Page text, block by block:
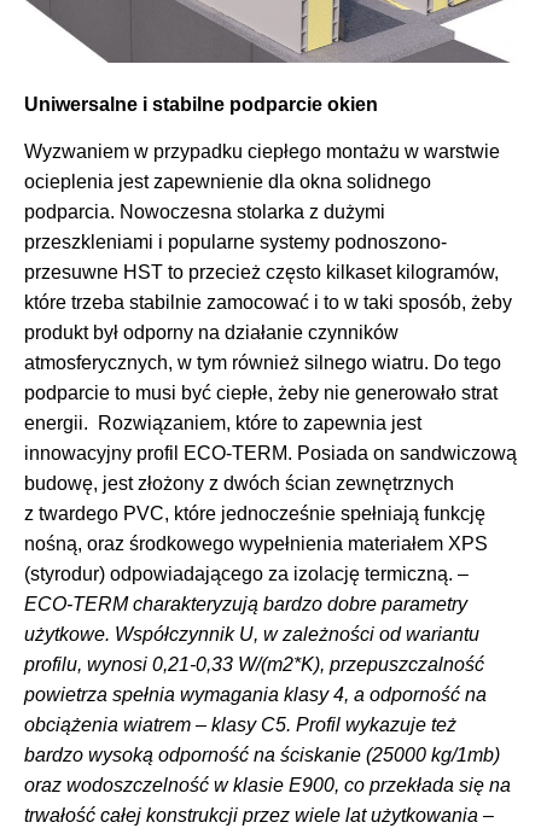
Uniwersalne i stabilne podparcie okien
Wyzwaniem w przypadku ciepłego montażu w warstwie
ocieplenia jest zapewnienie dla okna solidnego
podparcia. Nowoczesna stolarka z dużymi
przeszkleniami i popularne systemy podnoszono-
przesuwne HST to przecież często kilkaset kilogramów,
które trzeba stabilnie zamocować i to w taki sposób, żeby
produkt był odporny na działanie czynników
atmosferycznych, w tym również silnego wiatru. Do tego
podparcie to musi być ciepłe, żeby nie generowało strat
energii. Rozwiązaniem, które to zapewnia jest
innowacyjny profil ECO-TERM. Posiada on sandwiczową
budowę, jest złożony z dwóch ścian zewnętrznych
z twardego PVC, które jednocześnie spełniają funkcję
nośną, oraz środkowego wypełnienia materiałem XPS
(styrodur) odpowiadającego za izolację termiczną. –
ECO-TERM charakteryzują bardzo dobre parametry
użytkowe. Współczynnik U, w zależności od wariantu
profilu, wynosi 0,21-0,33 W/(m2*K), przepuszczalność
powietrza spełnia wymagania klasy 4, a odporność na
obciążenia wiatrem – klasy C5. Profil wykazuje też
bardzo wysoką odporność na ściskanie (25000 kg/1mb)
oraz wodoszczelność w klasie E900, co przekłada się na
trwałość całej konstrukcji przez wiele lat użytkowania –